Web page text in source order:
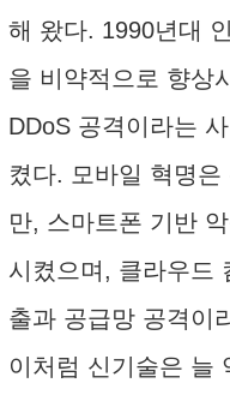
해 왔다. 1990년대
을 비약적으로 향상
DDoS 공격이라는
켰다. 모바일 혁명은
만, 스마트폰 기반
시켰으며, 클라우드
출과 공급망 공격이
이처럼 신기술은 늘